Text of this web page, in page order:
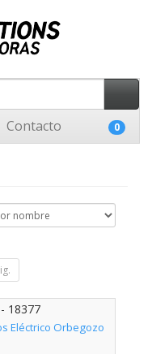
Contacto 0
18377
Eléctrico Orbegozo